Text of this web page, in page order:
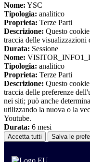
Nome: YSC
Tipologia: analitico
Proprieta: Terze Parti
Descrizione: Questo
traccia delle visualizzazioni
Durata: Sessione
Nome:
Tipologia: analitico
Proprieta: Terze Parti
Descrizione: Questo
traccia delle preferenze
nei siti; può anche
utilizzando la nuova o la
Youtube.
Durata: 6 mesi
Accetta tutti Salva le